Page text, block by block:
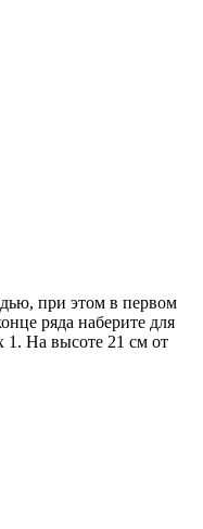
при этом в первом
ряда наберите для
1. На высоте 21 см от